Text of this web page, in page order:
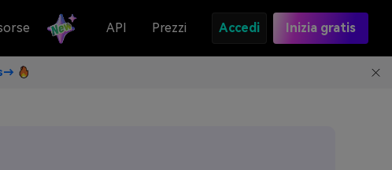
API Prezzi Accedi Inizia gratis